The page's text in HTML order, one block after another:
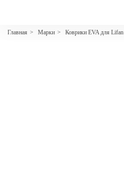
Главная > Марки > Коврики EVA для Lifan
2200